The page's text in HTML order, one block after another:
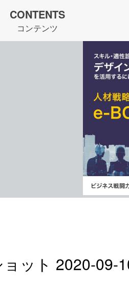
CONTENTS
コンテンツ
ット 2020-09-